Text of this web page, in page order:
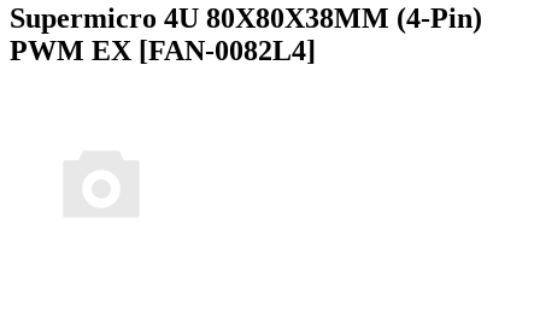
Supermicro 4U 80X80X38MM (4-Pin)
PWM EX [FAN-0082L4]